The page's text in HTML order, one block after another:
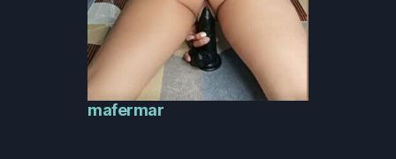
mafermar